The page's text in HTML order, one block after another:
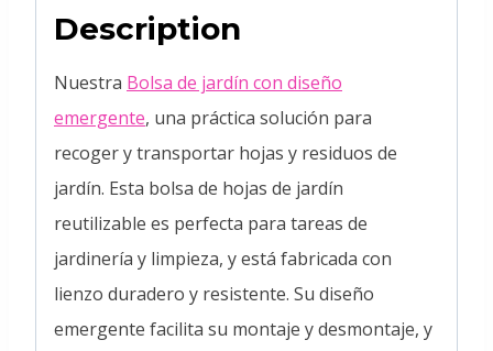
Description
Nuestra Bolsa de jardín con diseño
emergente, una práctica solución para
recoger y transportar hojas y residuos de
jardín. Esta bolsa de hojas de jardín
reutilizable es perfecta para tareas de
jardinería y limpieza, y está fabricada con
lienzo duradero y resistente. Su diseño
emergente facilita su montaje y desmontaje, y